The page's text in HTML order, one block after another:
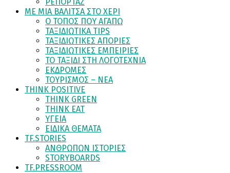
ΜΕ ΜΙΑ ΒΑΛΙΤΣΑ ΣΤΟ ΧΕΡΙ
Ο ΤΟΠΟΣ ΠΟΥ ΑΓΑΠΩ
ΤΑΞΙΔΙΩΤΙΚΑ TIPS
ΤΑΞΙΔΙΩΤΙΚΕΣ ΑΠΟΡΙΕΣ
ΤΑΞΙΔΙΩΤΙΚΕΣ ΕΜΠΕΙΡΙΕΣ
ΤΟ ΤΑΞΙΔΙ ΣΤΗ ΛΟΓΟΤΕΧΝΙΑ
ΕΚΔΡΟΜΕΣ
ΤΟΥΡΙΣΜΟΣ – ΝΕΑ
THINK POSITIVE
THINK GREEN
THINK EAT
ΥΓΕΙΑ
ΕΙΔΙΚΑ ΘΕΜΑΤΑ
TF.STORIES
ΑΝΘΡΩΠΩΝ ΙΣΤΟΡΙΕΣ
STORYBOARDS
TF.PRESSROOM